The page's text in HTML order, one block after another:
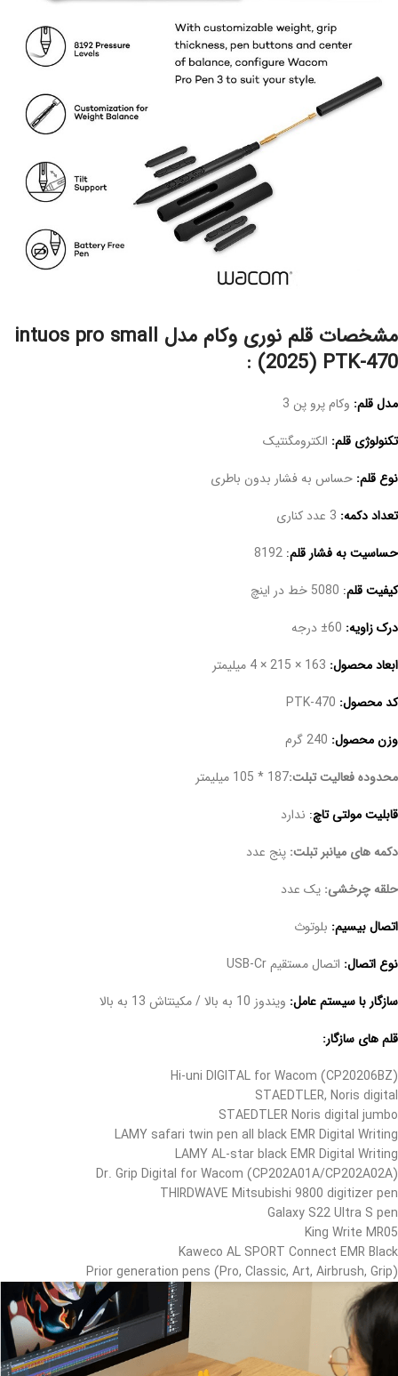
مشخصات قلم نوری وکام مدل intuos pro small
(2025) PTK-470 :
مدل قلم: وکام پرو پن 3
تکنولوژی قلم: الکترومگنتیک
نوع قلم: حساس به فشار بدون باطری
تعداد دکمه:
حساسیت به فشار قلم:
کیفیت قلم: 5080 خط در اینچ
درک زاویه:
ابعاد محصول:
کد محصول: PTK-470
وزن محصول: 240 گرم
محدوده فعالیت تبلت:187 * 105 میلیمتر
قابلیت مولتی تاچ: ندارد
دکمه های میانبر تبلت: پنج عدد
حلقه چرخشی: یک عدد
اتصال بیسیم: بلوتوث
نوع اتصال: اتصال مستقیم USB-Cr
سازگار با سیستم عامل: ویندوز 10 به بالا / مکینتاش 13 به بالا
قلم های سازگار:
Hi-uni DIGITAL for Wacom (CP20206BZ)
STAEDTLER, Noris digital
STAEDTLER Noris digital jumbo
LAMY safari twin pen all black EMR Digital Writing
LAMY AL-star black EMR Digital Writing
Dr. Grip Digital for Wacom (CP202A01A/CP202A02A)
THIRDWAVE Mitsubishi 9800 digitizer pen
Galaxy S22 Ultra S pen
King Write MR05
Kaweco AL SPORT Connect EMR Black
Prior generation pens (Pro, Classic, Art, Airbrush, Grip)